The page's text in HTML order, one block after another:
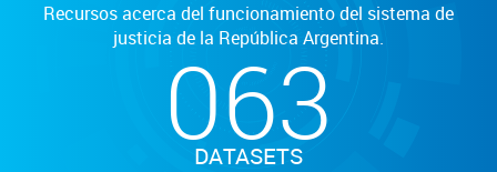
Recursos acerca del funcionamiento del sistema de
justicia de la República Argentina.
063
DATASETS